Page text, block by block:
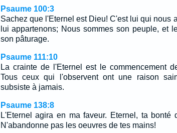
Psaume 100:3
Sachez que l'Eternel est Dieu! C'est lui qui nous
lui appartenons; Nous sommes son peuple, et
son pâturage.
Psaume 111:10
La crainte de l'Eternel est le commencement
Tous ceux qui l'observent ont une raison
subsiste à jamais.
Psaume 138:8
L'Eternel agira en ma faveur. Eternel, ta bonté
N'abandonne pas les oeuvres de tes mains!